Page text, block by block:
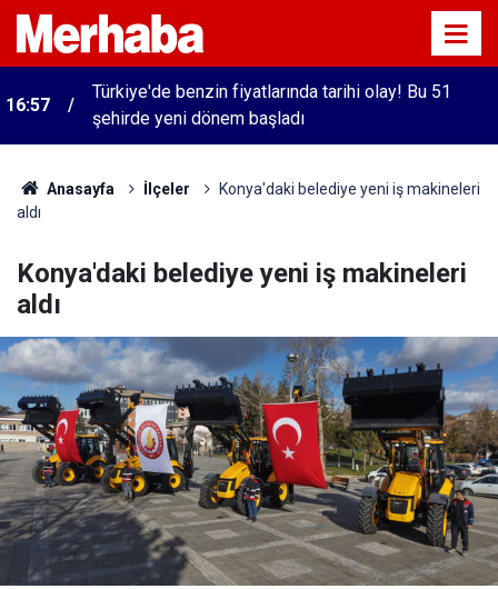
16:57
Türkiye'de benzin fiyatlarında tarihi olay! Bu 51
şehirde yeni dönem başladı
Anasayfa İlçeler
Konya'daki belediye yeni iş makineleri
aldı
Konya'daki belediye yeni iş makineleri
aldı